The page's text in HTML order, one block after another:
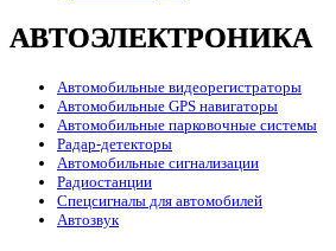
АВТОЭЛЕКТРОНИКА
Автомобильные видеорегистраторы
Автомобильные GPS навигаторы
Автомобильные парковочные системы
Радар-детекторы
Автомобильные сигнализации
Радиостанции
Спецсигналы для автомобилей
Автозвук